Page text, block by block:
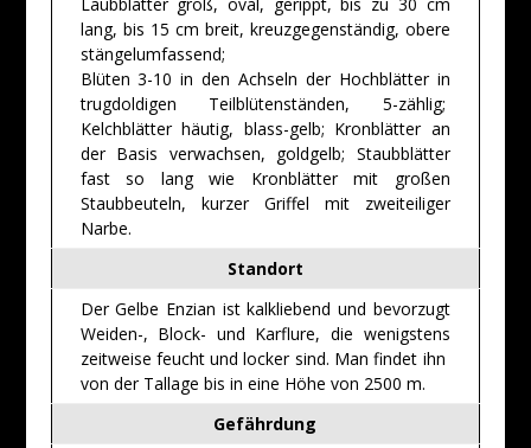
lang, bis 15 cm breit, kreuzgegenständig, obere
stängelumfassend;
Blüten 3-10 in den Achseln der Hochblätter in
trugdoldigen Teilblütenständen, 5-zählig;
Kelchblätter häutig, blass-gelb; Kronblätter an
der Basis verwachsen, goldgelb; Staubblätter
fast so lang wie Kronblätter mit großen
Staubbeuteln, kurzer Griffel mit zweiteiliger
Narbe.
Standort
Der Gelbe Enzian ist kalkliebend und bevorzugt
Weiden-, Block- und Karflure, die wenigstens
zeitweise feucht und locker sind. Man findet ihn
von der Tallage bis in eine Höhe von 2500 m.
Gefährdung